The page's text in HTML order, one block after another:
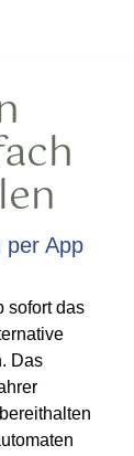
per App
sofort das
Das